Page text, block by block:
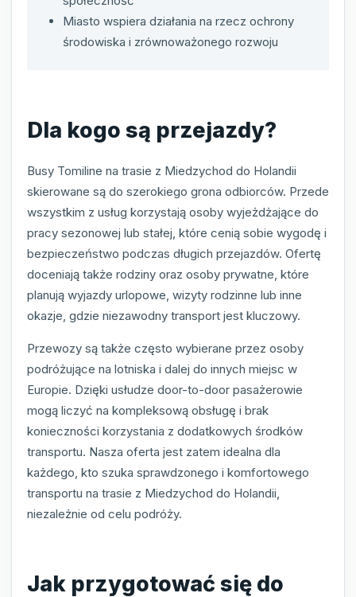
Miasto wspiera działania na rzecz ochrony
środowiska i zrównoważonego rozwoju
Dla kogo są przejazdy?
Busy Tomiline na trasie z Miedzychod do Holandii
skierowane są do szerokiego grona odbiorców. Przede
wszystkim z usług korzystają osoby wyjeżdżające do
pracy sezonowej lub stałej, które cenią sobie wygodę i
bezpieczeństwo podczas długich przejazdów. Ofertę
doceniają także rodziny oraz osoby prywatne, które
planują wyjazdy urlopowe, wizyty rodzinne lub inne
okazje, gdzie niezawodny transport jest kluczowy.
Przewozy są także często wybierane przez osoby
podróżujące na lotniska i dalej do innych miejsc w
Europie. Dzięki usłudze door-to-door pasażerowie
mogą liczyć na kompleksową obsługę i brak
konieczności korzystania z dodatkowych środków
transportu. Nasza oferta jest zatem idealna dla
każdego, kto szuka sprawdzonego i komfortowego
transportu na trasie z Miedzychod do Holandii,
niezależnie od celu podróży.
Jak przygotować się do